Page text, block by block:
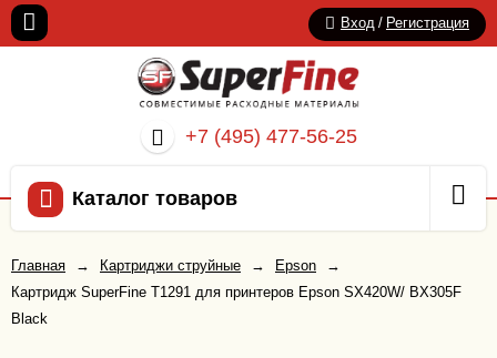
Вход / Регистрация
+7 (495) 477-56-25
Каталог товаров
Главная → Картриджи струйные → Epson
→
Картридж SuperFine T1291 для принтеров Epson SX420W/ BX305F
Black